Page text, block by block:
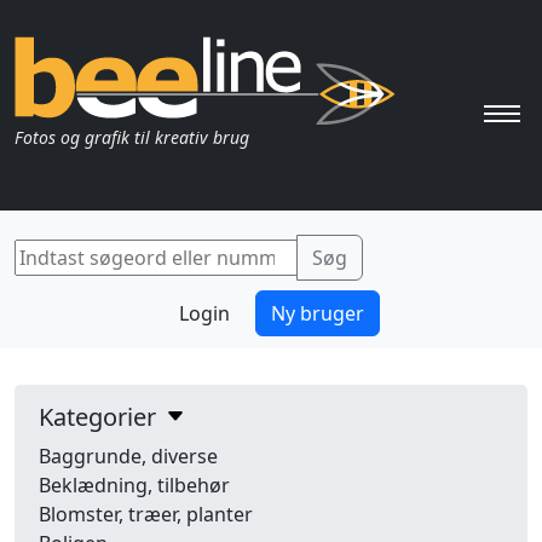
Fotos og grafik til kreativ brug
Login Ny bruger
Kategorier
Baggrunde, diverse
Beklædning, tilbehør
Blomster, træer, planter